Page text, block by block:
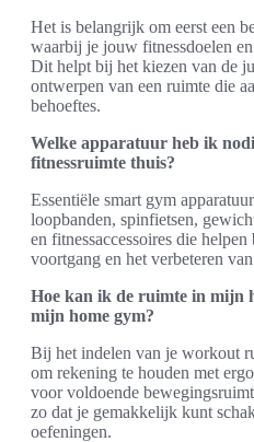
Het is belangrijk om eerst een
waarbij je jouw fitnessdoelen
Dit helpt bij het kiezen van de
ontwerpen van een ruimte die
behoeftes.
Welke apparatuur heb ik
fitnessruimte thuis?
Essentiële smart gym
loopbanden, spinfietsen,
en fitnessaccessoires die
voortgang en het verbeteren
Hoe kan ik de ruimte in mijn
mijn home gym?
Bij het indelen van je workout
om rekening te houden met
voor voldoende
zo dat je gemakkelijk kunt
oefeningen.